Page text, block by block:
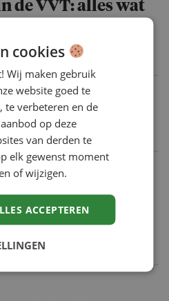
de VVT: alles wat
cao, verzuim en
voor HR
de GHZ: alles wat
cao, verzuim en
cookies
Wij maken gebruik
website goed te
te verbeteren en de
op deze
van derden te
elk gewenst moment
of wijzigen.
ACCEPTEREN